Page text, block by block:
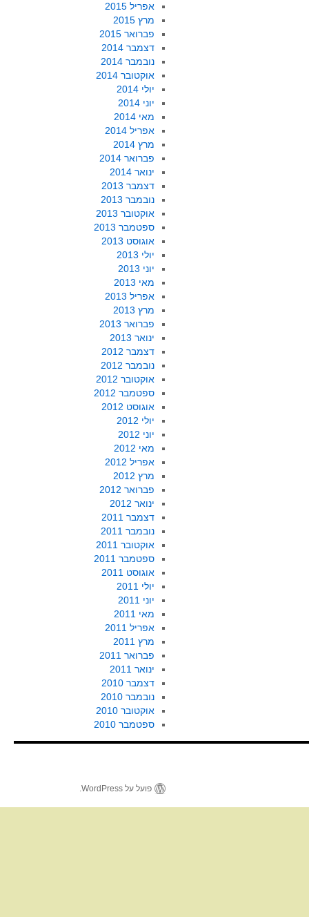
אפריל 2015
מרץ 2015
פברואר 2015
דצמבר 2014
נובמבר 2014
אוקטובר 2014
יולי 2014
יוני 2014
מאי 2014
אפריל 2014
מרץ 2014
פברואר 2014
ינואר 2014
דצמבר 2013
נובמבר 2013
אוקטובר 2013
ספטמבר 2013
אוגוסט 2013
יולי 2013
יוני 2013
מאי 2013
אפריל 2013
מרץ 2013
פברואר 2013
ינואר 2013
דצמבר 2012
נובמבר 2012
אוקטובר 2012
ספטמבר 2012
אוגוסט 2012
יולי 2012
יוני 2012
מאי 2012
אפריל 2012
מרץ 2012
פברואר 2012
ינואר 2012
דצמבר 2011
נובמבר 2011
אוקטובר 2011
ספטמבר 2011
אוגוסט 2011
יולי 2011
יוני 2011
מאי 2011
אפריל 2011
מרץ 2011
פברואר 2011
ינואר 2011
דצמבר 2010
נובמבר 2010
אוקטובר 2010
ספטמבר 2010
פועל על WordPress.